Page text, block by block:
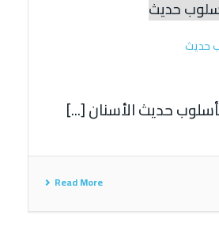
حديث
حديث الأسنان [...]
Read More